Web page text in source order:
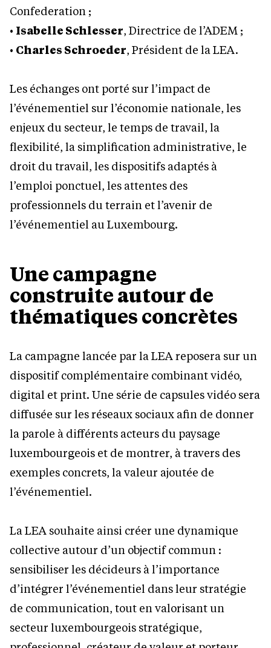
Confederation ;
• Isabelle Schlesser, Directrice de l’ADEM ;
• Charles Schroeder, Président de la LEA.
Les échanges ont porté sur l’impact de
l’événementiel sur l’économie nationale, les
enjeux du secteur, le temps de travail, la
flexibilité, la simplification administrative, le
droit du travail, les dispositifs adaptés à
l’emploi ponctuel, les attentes des
professionnels du terrain et l’avenir de
l’événementiel au Luxembourg.
Une campagne
construite autour de
thématiques concrètes
La campagne lancée par la LEA reposera sur un
dispositif complémentaire combinant vidéo,
digital et print. Une série de capsules vidéo sera
diffusée sur les réseaux sociaux afin de donner
la parole à différents acteurs du paysage
luxembourgeois et de montrer, à travers des
exemples concrets, la valeur ajoutée de
l’événementiel.
La LEA souhaite ainsi créer une dynamique
collective autour d’un objectif commun :
sensibiliser les décideurs à l’importance
d’intégrer l’événementiel dans leur stratégie
de communication, tout en valorisant un
secteur luxembourgeois stratégique,